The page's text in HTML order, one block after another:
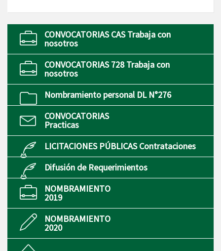
CONVOCATORIAS CAS Trabaja con
nosotros
CONVOCATORIAS 728 Trabaja con
nosotros
Nombramiento personal DL N°276
CONVOCATORIAS
Practicas
LICITACIONES PÚBLICAS Contrataciones
Difusión de Requerimientos
NOMBRAMIENTO
2019
NOMBRAMIENTO
2020